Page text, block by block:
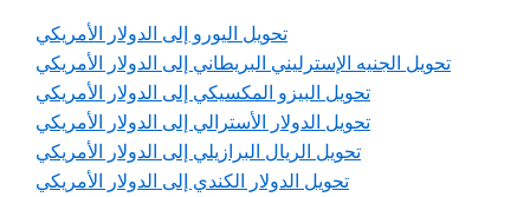
تحويل اليورو إلى الدولار الأمريكي
تحويل الجنيه الإسترليني البريطاني إلى الدولار الأمريكي
تحويل البيزو المكسيكي إلى الدولار الأمريكي
تحويل الدولار الأسترالي إلى الدولار الأمريكي
تحويل الريال البرازيلي إلى الدولار الأمريكي
تحويل الدولار الكندي إلى الدولار الأمريكي